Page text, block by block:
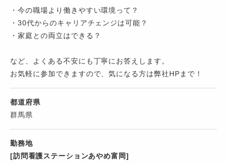
・今の職場より働きやすい環境って？
・30代からのキャリアチェンジは可能？
・家庭との両立はできる？
など、よくある不安にも丁寧にお答えします。
お気軽に参加できますので、気になる方は弊社HPまで！
都道府県
群馬県
勤務地
[訪問看護ステーションあやめ富岡]